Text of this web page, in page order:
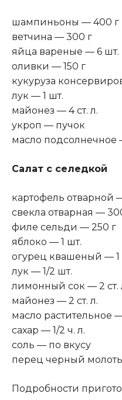
шампиньоны — 400 г
ветчина — 300 г
яйца вареные — 6 шт.
оливки — 150 г
кукуруза
лук — 1 шт.
майонез — 4 ст. л.
укроп — пучок
масло
Салат с селедкой
картофель отварной
свекла отварная —
филе сельди — 250 г
яблоко — 1 шт.
огурец квашеный — 1
лук — 1/2 шт.
лимонный сок — 2 ст.
майонез — 2 ст. л.
масло растительное —
сахар — 1/2 ч. л.
соль — по вкусу
перец черный
Подробности